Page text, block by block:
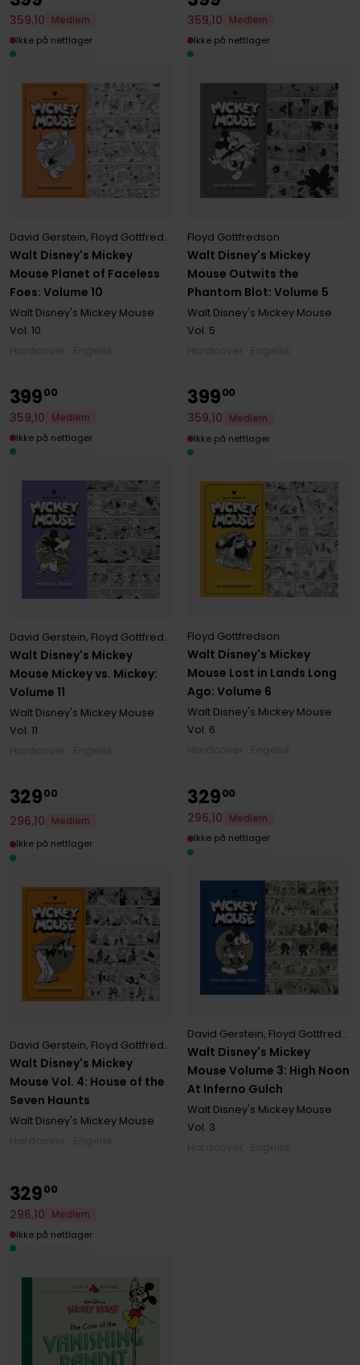
Walt Disney's Mickey
Mouse Planet of Faceless
Foes: Volume 10
David Gerstein, Floyd Gottfredson
Walt Disney's Mickey Mouse
Vol. 10
359,10
Medlem
Ikke på nettlager
Walt Disney's Mickey
Mouse Outwits the
Phantom Blot: Volume 5
Floyd Gottfredson
Walt Disney's Mickey Mouse
Vol. 5
359,10
Medlem
Ikke på nettlager
Walt Disney's Mickey
Mouse Mickey vs. Mickey:
Volume 11
David Gerstein, Floyd Gottfredson
Walt Disney's Mickey Mouse
Vol. 11
39900
359,10
Medlem
Ikke på nettlager
Walt Disney's Mickey
Mouse Lost in Lands Long
Ago: Volume 6
Floyd Gottfredson
Walt Disney's Mickey Mouse
Vol. 6
39900
359,10
Medlem
Ikke på nettlager
Walt Disney's Mickey
Mouse Vol. 4: House of the
Seven Haunts
David Gerstein, Floyd Gottfredson ,Gary Groth
Walt Disney's Mickey Mouse
32900
296,10
Medlem
Ikke på nettlager
Walt Disney's Mickey
Mouse Volume 3: High Noon
At Inferno Gulch
David Gerstein, Floyd Gottfredson
Walt Disney's Mickey Mouse
Vol. 3
32900
296,10
Medlem
Ikke på nettlager
32900
296,10
Medlem
Ikke på nettlager